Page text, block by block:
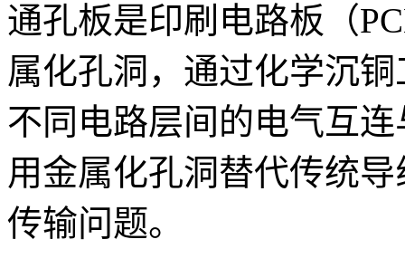
通孔板是印刷电路板（
属化孔洞，通过化学沉
不同电路层间的电气互
用金属化孔洞替代传统
传输问题。